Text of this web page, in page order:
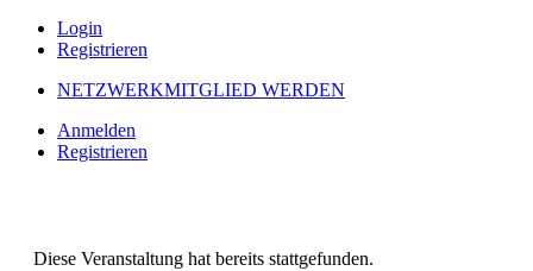
Login
Registrieren
NETZWERKMITGLIED WERDEN
Anmelden
Registrieren
Diese Veranstaltung hat bereits stattgefunden.